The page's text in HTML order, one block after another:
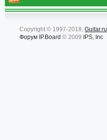
Copyright © 1997-2018, Guitar.ru
Форум IP.Board © 2009 IPS, Inc